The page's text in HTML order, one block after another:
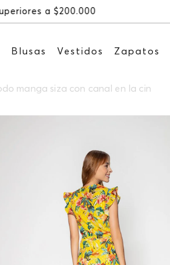
Blusas Vestidos Zapatos
manga siza con canal en la cin